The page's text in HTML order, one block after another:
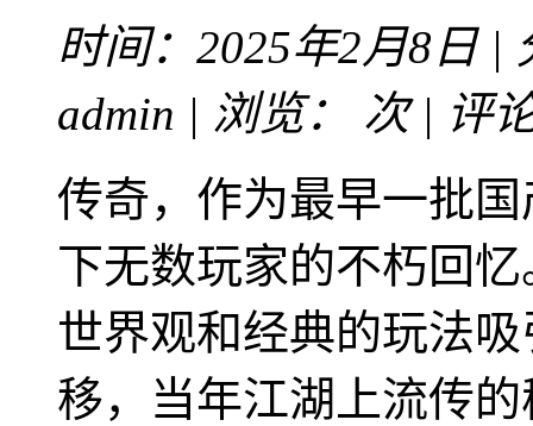
时间：2025年2月8日 |
admin | 浏览：
次 | 评
传奇，作为最早一批
下无数玩家的不朽回
世界观和经典的玩法
移，当年江湖上流传